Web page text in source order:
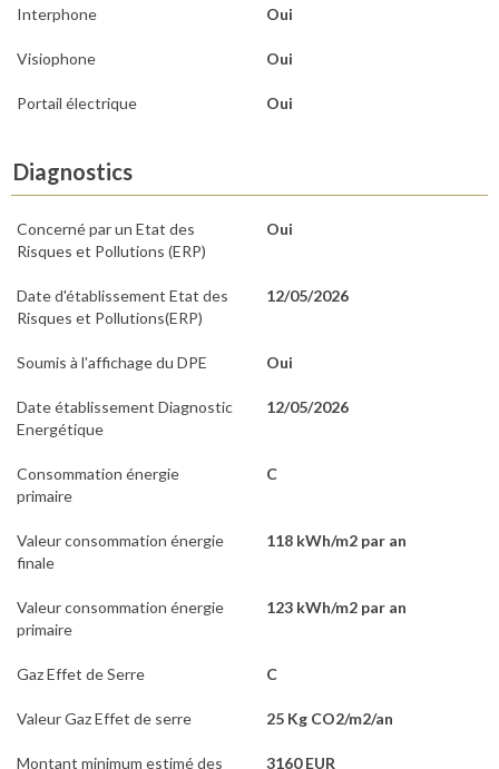
Interphone Oui
Visiophone Oui
Portail électrique Oui
Diagnostics
Concerné par un Etat des
Risques et Pollutions (ERP)
Oui
Date d'établissement Etat des
Risques et Pollutions(ERP)
12/05/2026
Soumis à l'affichage du DPE Oui
Date établissement Diagnostic
Energétique
12/05/2026
Consommation énergie
primaire
C
Valeur consommation énergie
finale
118 kWh/m2 par an
Valeur consommation énergie
primaire
123 kWh/m2 par an
Gaz Effet de Serre C
Valeur Gaz Effet de serre 25 Kg CO2/m2/an
Montant minimum estimé des 3160 EUR